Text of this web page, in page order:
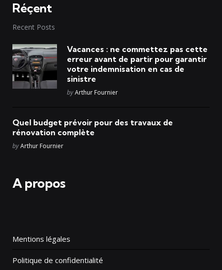
Réçent
Recent Posts
Vacances : ne commettez pas cette
erreur avant de partir pour garantir
votre indemnisation en cas de
sinistre
Posted
byArthur Fournier
Quel budget prévoir pour des travaux de
rénovation complète
Posted
byArthur Fournier
A propos
Mentions légales
Politique de confidentialité